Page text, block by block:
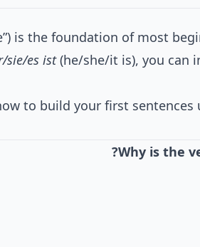
is the foundation of most
sie/es ist(he/she/it is), you can
to build your first sentences
Why is the